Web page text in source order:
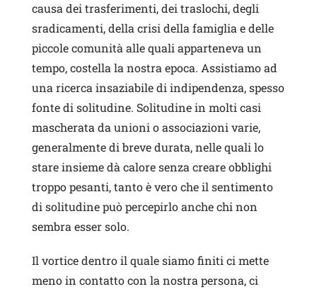
causa dei trasferimenti, dei traslochi, degli
sradicamenti, della crisi della famiglia e delle
piccole comunità alle quali apparteneva un
tempo, costella la nostra epoca. Assistiamo ad
una ricerca insaziabile di indipendenza, spesso
fonte di solitudine. Solitudine in molti casi
mascherata da unioni o associazioni varie,
generalmente di breve durata, nelle quali lo
stare insieme dà calore senza creare obblighi
troppo pesanti, tanto è vero che il sentimento
di solitudine può percepirlo anche chi non
sembra esser solo.
Il vortice dentro il quale siamo finiti ci mette
meno in contatto con la nostra persona, ci